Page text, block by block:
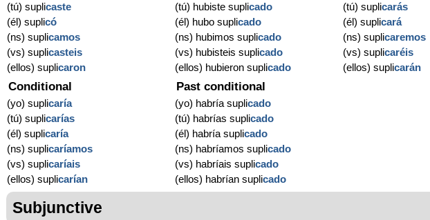
(tú) suplicaste
(él) suplicó
(ns) suplicamos
(vs) suplicasteis
(ellos) suplicaron
(tú) hubiste suplicado
(él) hubo suplicado
(ns) hubimos suplicado
(vs) hubisteis suplicado
(ellos) hubieron suplicado
(tú) suplicarás
(él) suplicará
(ns) suplicaremos
(vs) suplicaréis
(ellos) suplicarán
Conditional
(yo) suplicaría
(tú) suplicarías
(él) suplicaría
(ns) suplicaríamos
(vs) suplicaríais
(ellos) suplicarían
Past conditional
(yo) habría suplicado
(tú) habrías suplicado
(él) habría suplicado
(ns) habríamos suplicado
(vs) habríais suplicado
(ellos) habrían suplicado
Subjunctive